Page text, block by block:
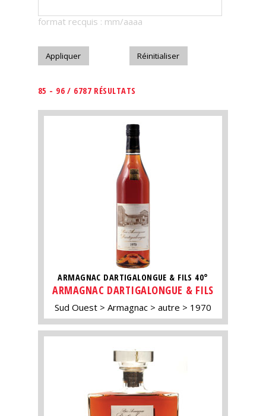
Télécharger
format recquis : mm/aaaa
85 - 96 / 6787 RÉSULTATS
ARMAGNAC DARTIGALONGUE & FILS 40°
ARMAGNAC DARTIGALONGUE & FILS
Sud Ouest Armagnac autre 1970